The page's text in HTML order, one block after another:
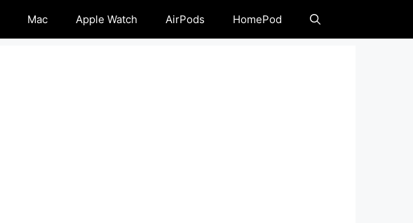
Mac Apple Watch AirPods HomePod